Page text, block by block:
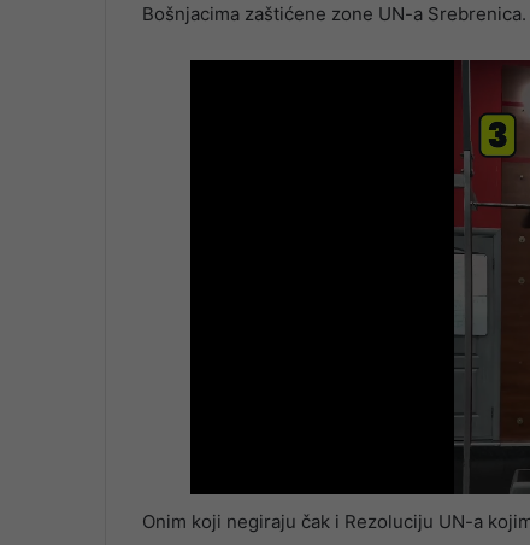
Bošnjacima zaštićene zone UN-a Srebrenica.
Onim koji negiraju čak i Rezoluciju UN-a